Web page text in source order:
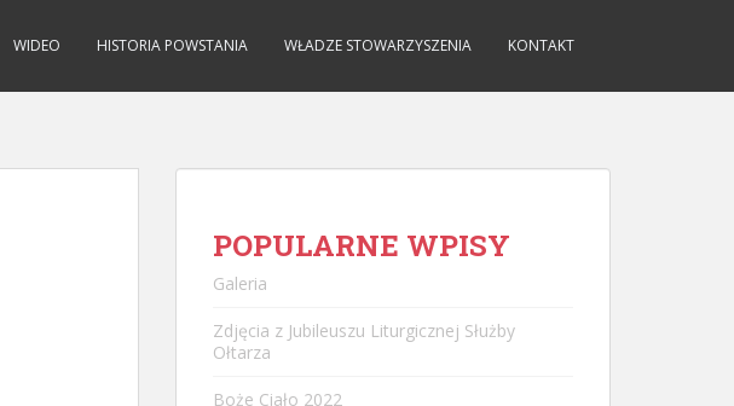
WIDEO HISTORIA POWSTANIA WŁADZE STOWARZYSZENIA KONTAKT
POPULARNE WPISY
Galeria
Zdjęcia z Jubileuszu Liturgicznej Służby
Ołtarza
Boże Ciało 2022